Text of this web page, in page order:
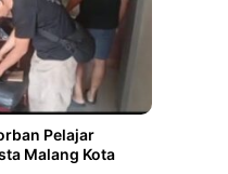
Pelajar
Malang Kota